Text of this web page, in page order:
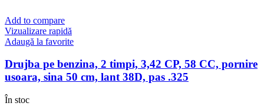
Add to compare
Vizualizare rapidă
Adaugă la favorite
Drujba pe benzina, 2 timpi, 3,42 CP, 58 CC, pornire
usoara, sina 50 cm, lant 38D, pas .325
În stoc